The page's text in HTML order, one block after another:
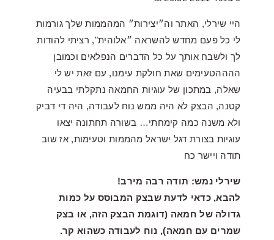
היי שירלי, האתר וה״יצירות״ המהממות שלך גורמות
לי כל פעם מחדש להשראה ״אלוהית", רציתי להודות
לך ולשבח אותך על כל הדברים הנפלאים וכמובן
ההההטעימים שאת חולקת עימנו, עם זאת יש לי
שאלה, במתכון של עוגיות החמאה נתקלתי בבעיה
קטנה, הבצק לא היה ממש נוח לעבודה, היה די דביק
ולא משנה כמה קימחתי… בשורה תחתונה יצאו
עוגיות בצורת דגל ישראל מהממות וטעימות, אז שוב
תודה ויישר כח
שירלי נמש: תודה רבה מירב!
להבא, כדאי לדעת שבצק המבוסס על כמות
גדולה של חמאה (דוגמת הבצק הזה, או בצק
שמרים עם חמאה), נוח לעבודה כשהוא קר.